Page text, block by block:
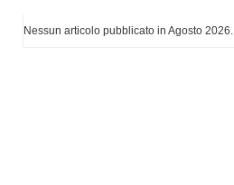
Nessun articolo pubblicato in Agosto 2026.